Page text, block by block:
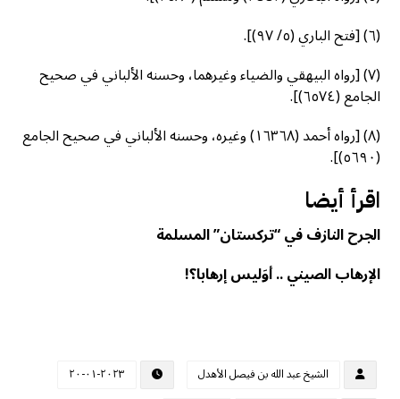
(٦) [فتح الباري (٥/ ٩٧)].
(٧) [رواه البيهقي والضياء وغيرهما، وحسنه الألباني في صحيح
الجامع (٦٥٧٤)].
(٨) [رواه أحمد (١٦٣٦٨) وغيره، وحسنه الألباني في صحيح الجامع
(٥٦٩٠)].
اقرأ أيضا
الجرح النازف في “تركستان” المسلمة
الإرهاب الصيني .. أوَليس إرهابا؟!
الشيخ عبد الله بن فيصل الأهدل
٢٠٢٣-٠١-٢٠